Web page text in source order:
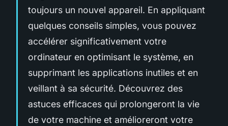
toujours un nouvel appareil. En appliquant
quelques conseils simples, vous pouvez
accélérer significativement votre
ordinateur en optimisant le système, en
supprimant les applications inutiles et en
veillant à sa sécurité. Découvrez des
astuces efficaces qui prolongeront la vie
de votre machine et amélioreront votre